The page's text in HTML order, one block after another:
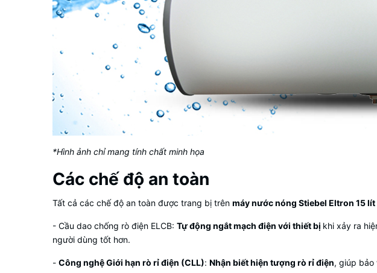
*Hình ảnh chỉ mang tính chất minh họa
Các chế độ an toàn
Tất cả các chế độ an toàn được trang bị trên máy nước nóng Stiebel Eltron 15 lít
- Cầu dao chống rò điện ELCB: Tự động ngắt mạch điện với thiết bị khi xảy ra
người dùng tốt hơn.
- Công nghệ Giới hạn rò rỉ điện (CLL): Nhận biết hiện tượng rò rỉ điện, giúp bảo